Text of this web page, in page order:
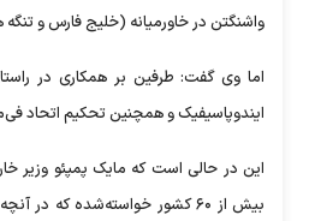
واشنگتن در خاورمیانه (خلیج فارس و تنگه
اما وی گفت: طرفین بر همکاری در
ایندوپاسیفیک و همچنین تحکیم اتحاد
این در حالی است که مایک پمپئو وزیر
بیش از ۶۰ کشور خواسته‌شده که